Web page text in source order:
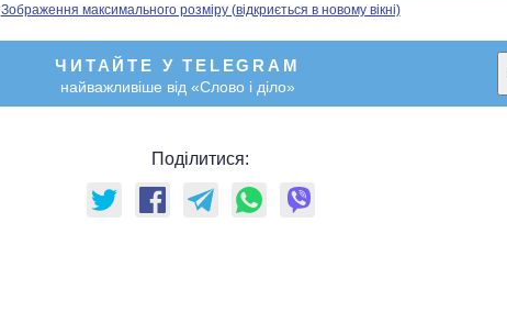
Зображення максимального розміру (відкриється в новому вікні)
ЧИТАЙТЕ У TELEGRAM
найважливіше від «Слово і діло»
Поділитися: